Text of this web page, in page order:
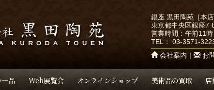
品 Web展覧会 オンラインショップ 美術品の買取
銀座 黒田陶苑［本
東京都中央区銀座
営業時間：午前11
TEL： 03-3571-
会社案内
お